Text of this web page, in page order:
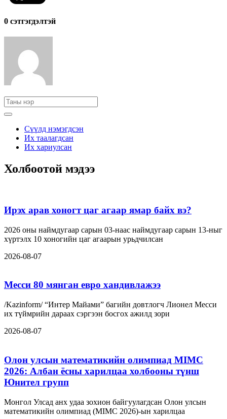
0 cэтгэгдэлтэй
Сүүлд нэмэгдсэн
Их таалагдсан
Их хариулсан
Холбоотой мэдээ
Ирэх арав хоногт цаг агаар ямар байх вэ?
2026 оны наймдугаар сарын 03-наас наймдугаар сарын 13-ныг
хүртэлх 10 хоногийн цаг агаарын урьдчилсан
2026-08-07
Месси 80 мянган евро хандивлажээ
/Kazinform/ “Интер Майами” багийн довтлогч Лионел Месси
их түймрийн дараах сэргээн босгох ажилд зори
2026-08-07
Олон улсын математикийн олимпиад MIMC
2026: Албан ёсны харилцаа холбооны түнш
Юнител групп
Монгол Улсад анх удаа зохион байгуулагдсан Олон улсын
математикийн олимпиад (MIMC 2026)-ын харилцаа